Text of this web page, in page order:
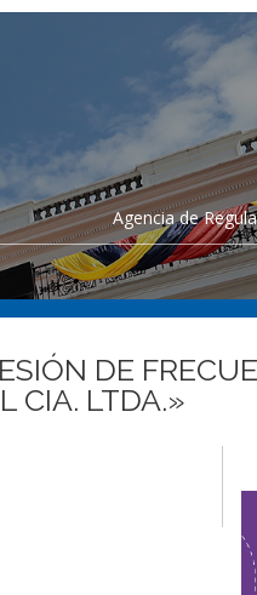
Agencia de
DE
CIA. LTDA.»